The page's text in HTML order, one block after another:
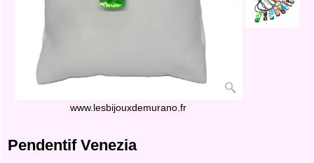
www.lesbijouxdemurano.fr
Pendentif Venezia